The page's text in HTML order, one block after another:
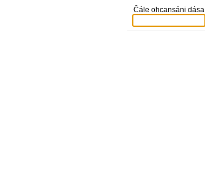
Čále ohcansáni dása